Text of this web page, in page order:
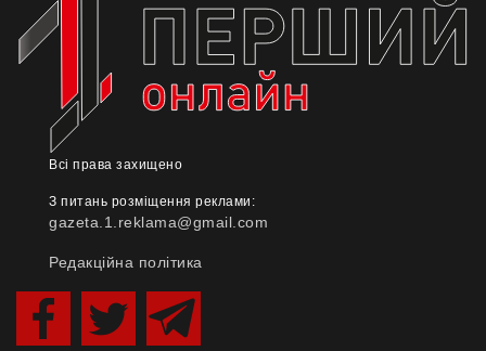
Всі права захищено
З питань розміщення реклами:
gazeta.1.reklama@gmail.com
Редакційна політика